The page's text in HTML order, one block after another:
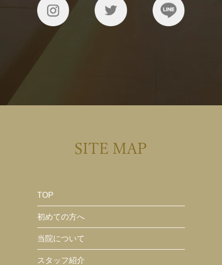
SITE MAP
TOP
初めての方へ
当院について
スタッフ紹介